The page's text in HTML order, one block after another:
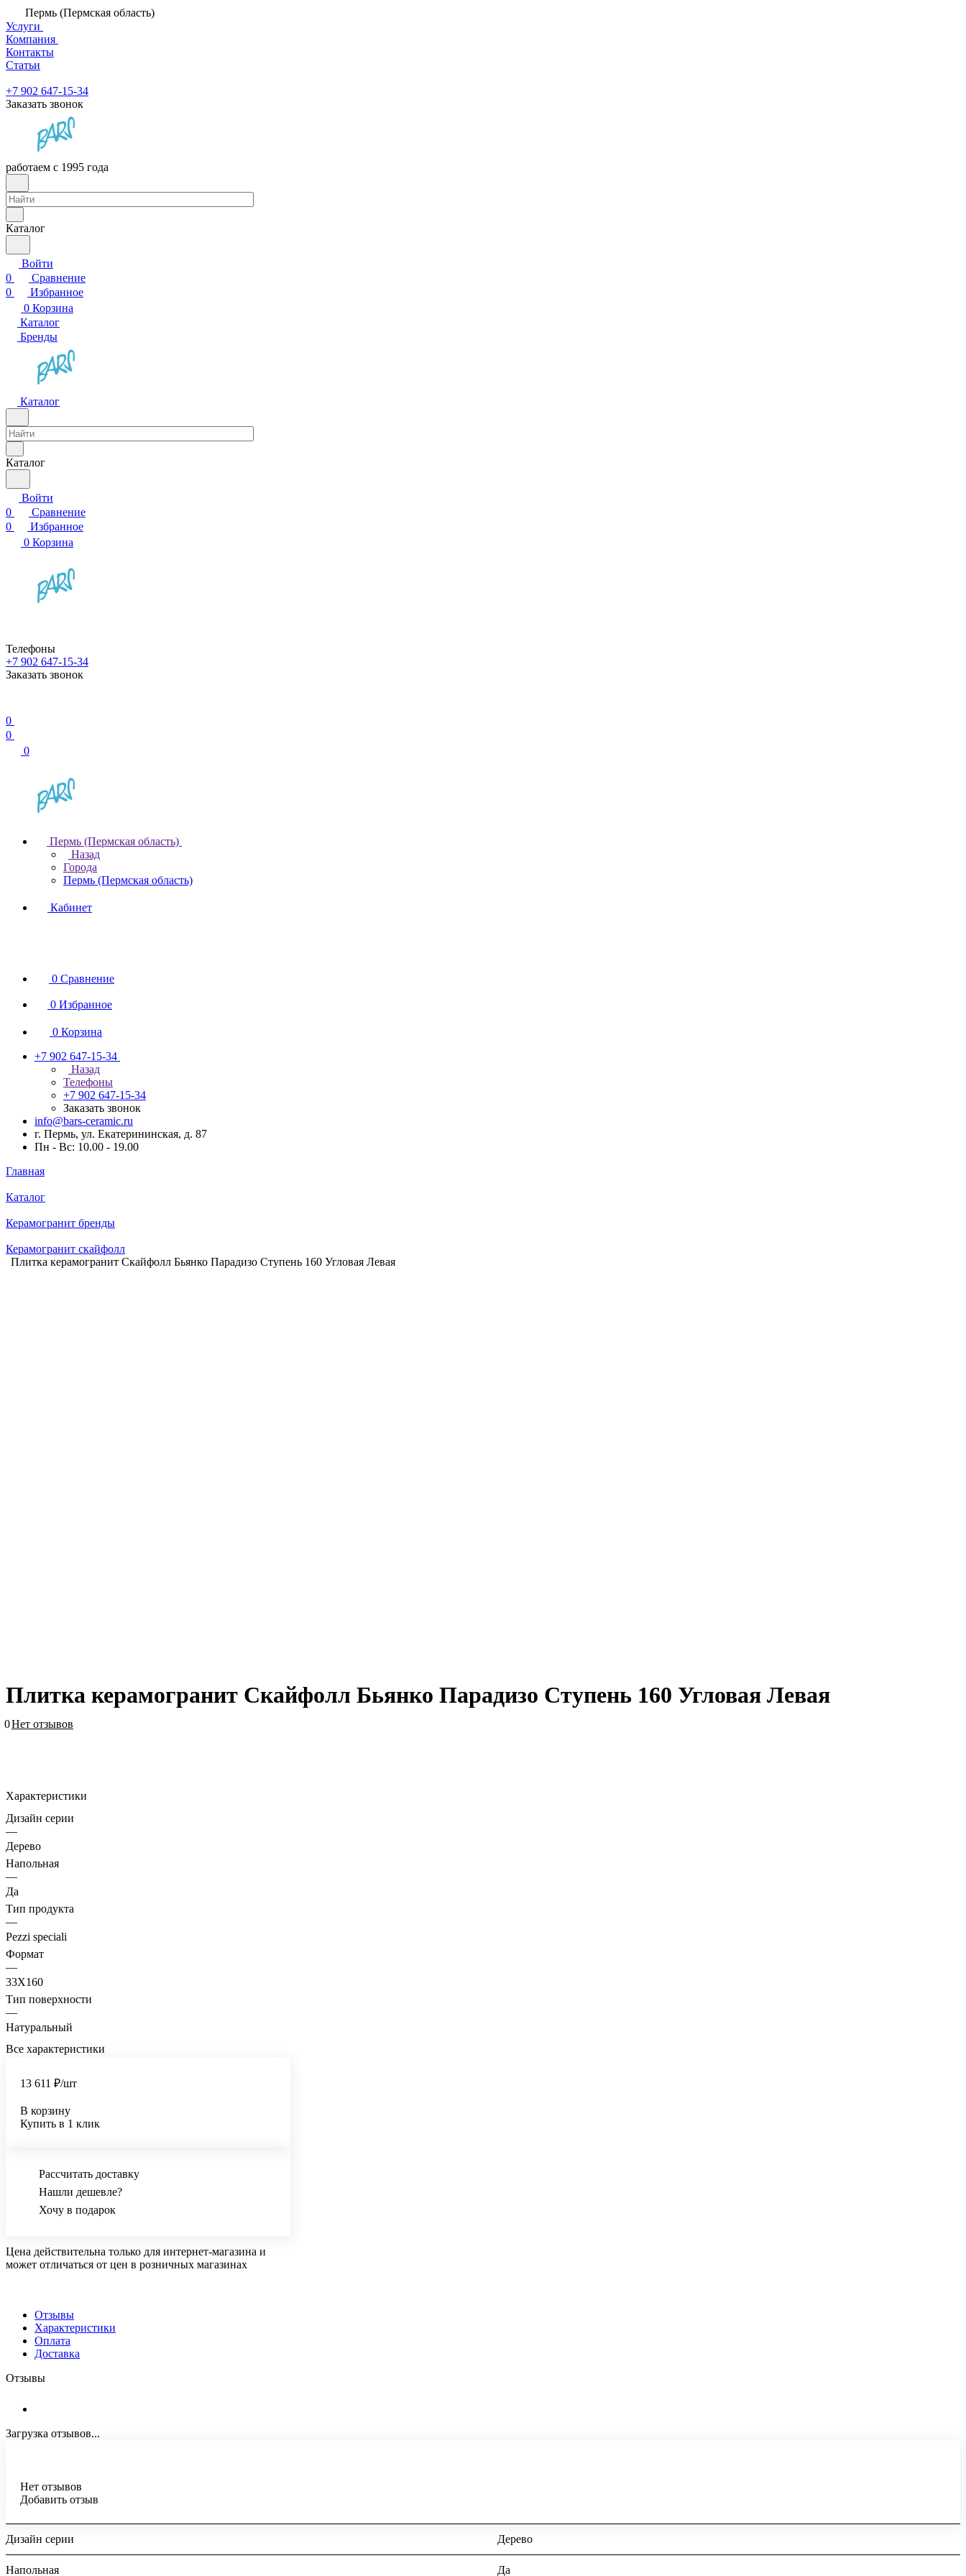
Пермь (Пермская область)
Услуги
Компания
Контакты
Статьи
+7 902 647-15-34
Заказать звонок
работаем с 1995 года
Каталог
Войти
0
Сравнение
0
Избранное
0 Корзина
Каталог
Бренды
Каталог
Каталог
Войти
0
Сравнение
0
Избранное
0 Корзина
Телефоны
+7 902 647-15-34
Заказать звонок
0
0
0
Пермь (Пермская область)
Назад
Города
Пермь (Пермская область)
Кабинет
0 Сравнение
0 Избранное
0 Корзина
+7 902 647-15-34
Назад
Телефоны
+7 902 647-15-34
Заказать звонок
info@bars-ceramic.ru
г. Пермь, ул. Екатерининская, д. 87
Пн - Вс: 10.00 - 19.00
Главная
Каталог
Керамогранит бренды
Керамогранит скайфолл
Плитка керамогранит Скайфолл Бьянко Парадизо Ступень 160 Угловая Левая
Плитка керамогранит Скайфолл Бьянко Парадизо Ступень 160 Угловая Левая
0Нет отзывов
Характеристики
Дизайн серии
—
Дерево
Напольная
—
Да
Тип продукта
—
Pezzi speciali
Формат
—
33X160
Тип поверхности
—
Натуральный
Все характеристики
13 611 ₽/шт
В корзину
Купить в 1 клик
Рассчитать доставку
Нашли дешевле?
Хочу в подарок
Цена действительна только для интернет-магазина и
может отличаться от цен в розничных магазинах
Отзывы
Характеристики
Оплата
Доставка
Отзывы
Загрузка отзывов...
Нет отзывов
Добавить отзыв
Дизайн серии Дерево
Напольная Да